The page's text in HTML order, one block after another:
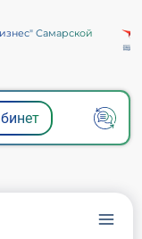
Самарской